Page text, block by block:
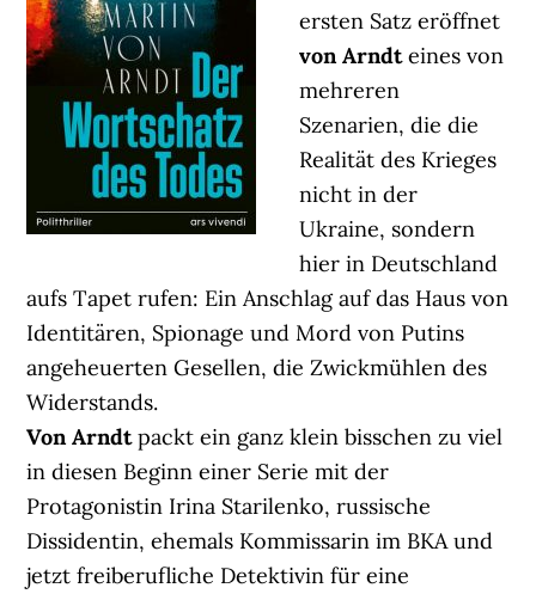
ersten Satz eröffnet
von Arndteines von
mehreren
Szenarien, die die
Realität des Krieges
nicht in der
Ukraine, sondern
hier in Deutschland
aufs Tapet rufen: Ein Anschlag auf das Haus von
Identitären, Spionage und Mord von Putins
angeheuerten Gesellen, die Zwickmühlen des
Widerstands.
Von Arndtpackt ein ganz klein bisschen zu viel
in diesen Beginn einer Serie mit der
Protagonistin Irina Starilenko, russische
Dissidentin, ehemals Kommissarin im BKA und
jetzt freiberufliche Detektivin für eine